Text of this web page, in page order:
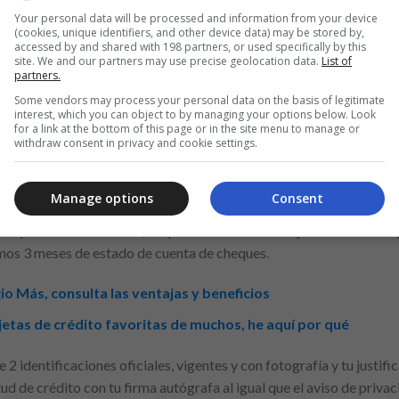
de crédito Gold Banregio:
con esta tarjeta de crédito bancaria encuentras que se
que te proporciona van de acuerdo con tus necesidades
impone el banco para que sepas si eres elegible para este
física o persona física con actividad empresarial con una
pesos como mínimo, aceptable a trabes de tu justificante de
3 meses de estado de cuenta de cheques.
Más, consulta las ventajas y beneficios
de crédito favoritas de muchos, he aquí por qué
2 identificaciones oficiales, vigentes y con fotografía y tu
de crédito con tu firma autógrafa al igual que el aviso de
Your personal data will be processed and information from your device
(cookies, unique identifiers, and other device data) may be stored by,
accessed by and shared with 198 partners, or used specifically by this
site. We and our partners may use precise geolocation data. List of
partners.
Some vendors may process your personal data on the basis of legitimate
interest, which you can object to by managing your options below. Look
for a link at the bottom of this page or in the site menu to manage or
withdraw consent in privacy and cookie settings.
Consent
Manage options